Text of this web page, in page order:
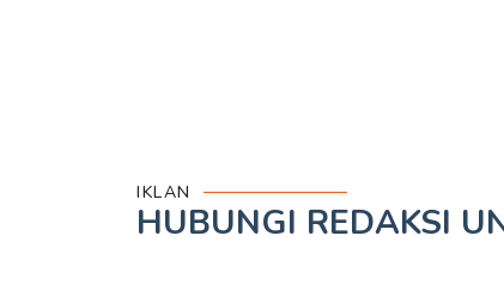
IKLAN
HUBUNGI REDAKSI